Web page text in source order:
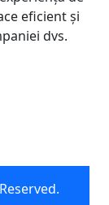
eficient și
dvs.